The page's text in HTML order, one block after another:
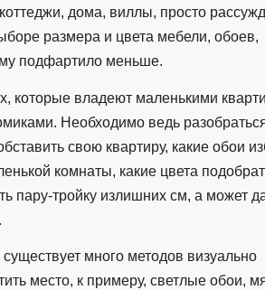
дома, виллы, просто
размера и цвета мебели, обоев,
подфартило меньше.
которые владеют маленькими
Необходимо ведь
свою квартиру, какие обои
комнаты, какие цвета
пару-тройку излишних см, а может
много методов визуально
место, к примеру, светлые обои,